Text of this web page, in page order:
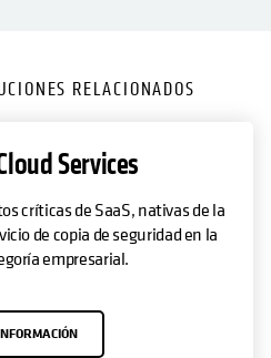
RELACIONADOS
Services
críticas de SaaS, nativas de la
de copia de seguridad en la
empresarial.